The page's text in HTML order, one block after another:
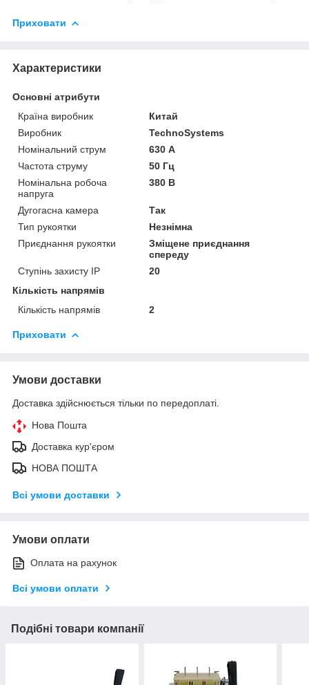
Приховати
Характеристики
Основні атрибути
Країна виробник
Китай
Виробник
TechnoSystems
Номінальний струм
630 А
Частота струму
50 Гц
Номінальна робоча
напруга
380 В
Дугогасна камера
Так
Тип рукоятки
Незнімна
Приєднання рукоятки
Зміщене приєднання
спереду
Ступінь захисту IP
20
Кількість напрямів
Кількість напрямів
2
Приховати
Умови доставки
Доставка здійснюється тільки по передоплаті.
Нова Пошта
Доставка кур'єром
НОВА ПОШТА
Всі умови доставки
Умови оплати
Оплата на рахунок
Всі умови оплати
Подібні товари компанії